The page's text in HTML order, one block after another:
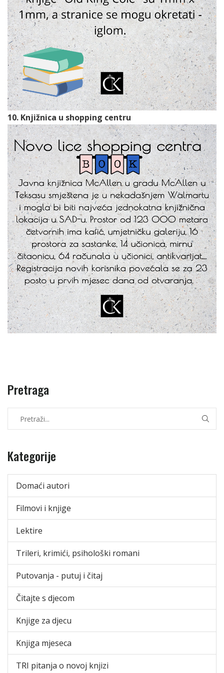
10. Knjižnica u shopping centru
Pretraga
Kategorije
Domaći autori
Filmovi i knjige
Lektire
Trileri, krimići, psihološki romani
Putovanja - putuj i čitaj
Čitajte s djecom
Knjige za djecu
Knjiga mjeseca
TRI pitanja o novoj knjizi